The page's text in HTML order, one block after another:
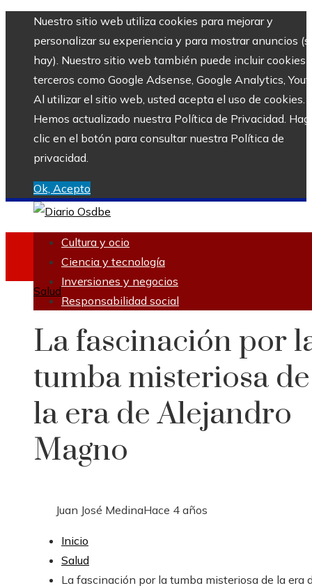
Nuestro sitio web utiliza cookies para mejorar y
personalizar su experiencia y para mostrar anuncios
hay). Nuestro sitio web también puede incluir cookies
terceros como Google Adsense, Google Analytics,
Al utilizar el sitio web, usted acepta el uso de cookies.
Hemos actualizado nuestra Política de Privacidad.
clic en el botón para consultar nuestra Política de
privacidad.
Ok, Acepto
Cultura y ocio
Ciencia y tecnología
Inversiones y negocios
Responsabilidad social
Salud
La fascinación por
tumba misteriosa de
la era de Alejandro
Magno
Juan José MedinaHace 4 años
Inicio
Salud
La fascinación por la tumba misteriosa de la era